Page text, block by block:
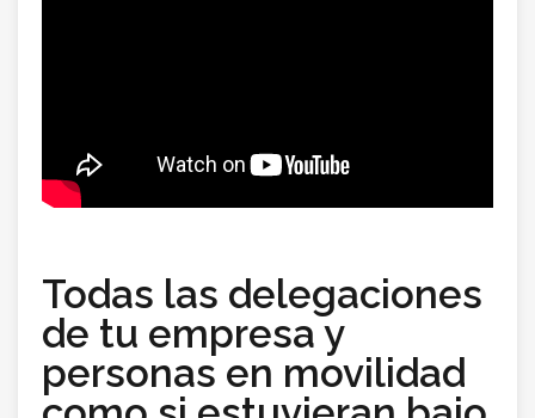
Todas las delegaciones
de tu empresa y
personas en movilidad